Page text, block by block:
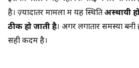
है। ज़्यादातर मामलों में यह स्थितिअस्थायी
ठीक हो जाती है। अगर लगातार समस्या बनी
सही कदम है।